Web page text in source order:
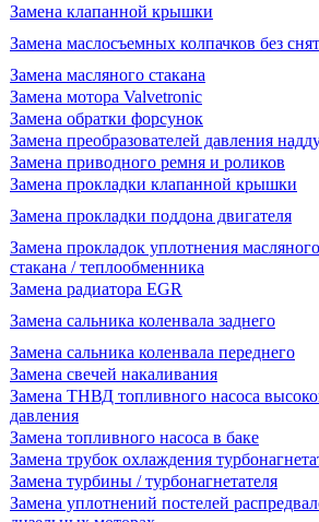
Замена клапанной крышки
Замена маслосъемных колпачков без
Замена масляного стакана
Замена мотора Valvetronic
Замена обратки форсунок
Замена преобразователей давления
Замена приводного ремня и роликов
Замена прокладки клапанной крышки
Замена прокладки поддона двигателя
Замена прокладок уплотнения масляного
стакана / теплообменника
Замена радиатора EGR
Замена сальника коленвала заднего
Замена сальника коленвала переднего
Замена свечей накаливания
Замена ТНВД топливного насоса
давления
Замена топливного насоса в баке
Замена трубок охлаждения
Замена турбины / турбонагнетателя
Замена уплотнений постелей